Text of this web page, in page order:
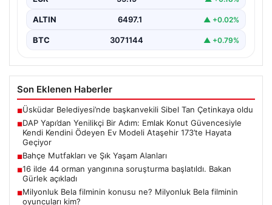
projeleriyle tanınan DAP Gayrimenkul Geliştirme, dikkat
çekici bir adım…
ALTIN 6497.1 ▲ +0.02%
BTC 3071144 ▲ +0.79%
Son Eklenen Haberler
■Üsküdar Belediyesi’nde başkanvekili Sibel Tan Çetinkaya oldu
■DAP Yapı’dan Yenilikçi Bir Adım: Emlak Konut Güvencesiyle
Kendi Kendini Ödeyen Ev Modeli Ataşehir 173’te Hayata
Geçiyor
■Bahçe Mutfakları ve Şık Yaşam Alanları
■16 ilde 44 orman yangınına soruşturma başlatıldı. Bakan
Gürlek açıkladı
■Milyonluk Bela filminin konusu ne? Milyonluk Bela filminin
oyuncuları kim?